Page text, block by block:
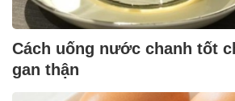
Cách uống nước chanh tốt
gan thận